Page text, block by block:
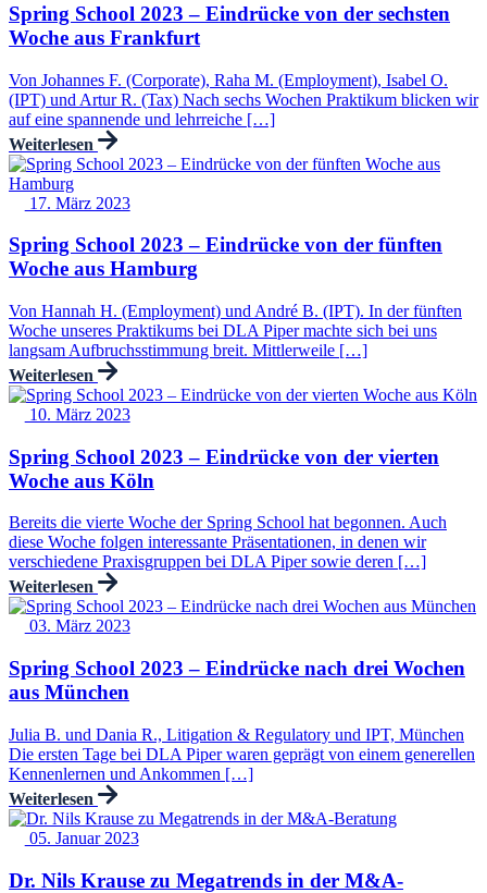
Spring School 2023 – Eindrücke von der sechsten
Woche aus Frankfurt
Von Johannes F. (Corporate), Raha M. (Employment), Isabel O.
(IPT) und Artur R. (Tax) Nach sechs Wochen Praktikum blicken wir
auf eine spannende und lehrreiche […]
Weiterlesen
17. März 2023
Spring School 2023 – Eindrücke von der fünften
Woche aus Hamburg
Von Hannah H. (Employment) und André B. (IPT). In der fünften
Woche unseres Praktikums bei DLA Piper machte sich bei uns
langsam Aufbruchsstimmung breit. Mittlerweile […]
Weiterlesen
10. März 2023
Spring School 2023 – Eindrücke von der vierten
Woche aus Köln
Bereits die vierte Woche der Spring School hat begonnen. Auch
diese Woche folgen interessante Präsentationen, in denen wir
verschiedene Praxisgruppen bei DLA Piper sowie deren […]
Weiterlesen
03. März 2023
Spring School 2023 – Eindrücke nach drei Wochen
aus München
Julia B. und Dania R., Litigation & Regulatory und IPT, München
Die ersten Tage bei DLA Piper waren geprägt von einem generellen
Kennenlernen und Ankommen […]
Weiterlesen
05. Januar 2023
Dr. Nils Krause zu Megatrends in der M&A-